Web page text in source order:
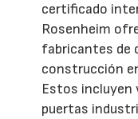
certificado
Rosenheim
fabricantes de
construcción
Estos incluyen
puertas